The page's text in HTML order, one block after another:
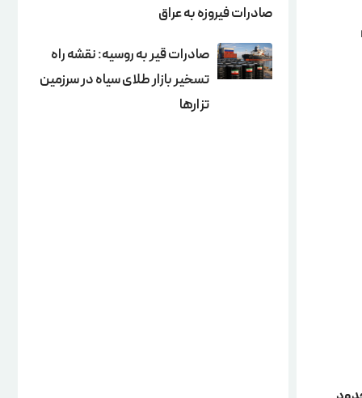
صادرات فیروزه به عراق
صادرات قیر به روسیه: نقشه راه
تسخیر بازار طلای سیاه در سرزمین
تزارها